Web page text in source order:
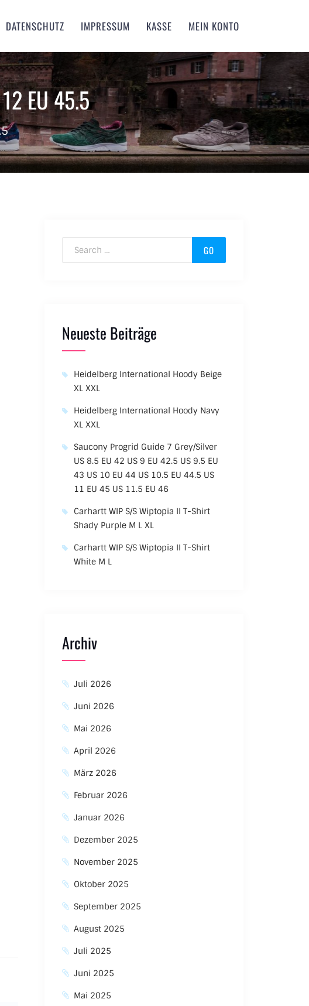
DATENSCHUTZ IMPRESSUM KASSE MEIN KONTO
EU 45.5
Search for:
Neueste Beiträge
Heidelberg International Hoody Beige
XL XXL
Heidelberg International Hoody Navy
XL XXL
Saucony Progrid Guide 7 Grey/Silver
US 8.5 EU 42 US 9 EU 42.5 US 9.5 EU
43 US 10 EU 44 US 10.5 EU 44.5 US
11 EU 45 US 11.5 EU 46
Carhartt WIP S/S Wiptopia II T-Shirt
Shady Purple M L XL
Carhartt WIP S/S Wiptopia II T-Shirt
White M L
Archiv
Juli 2026
Juni 2026
Mai 2026
April 2026
März 2026
Februar 2026
Januar 2026
Dezember 2025
November 2025
Oktober 2025
September 2025
August 2025
Juli 2025
Juni 2025
Mai 2025